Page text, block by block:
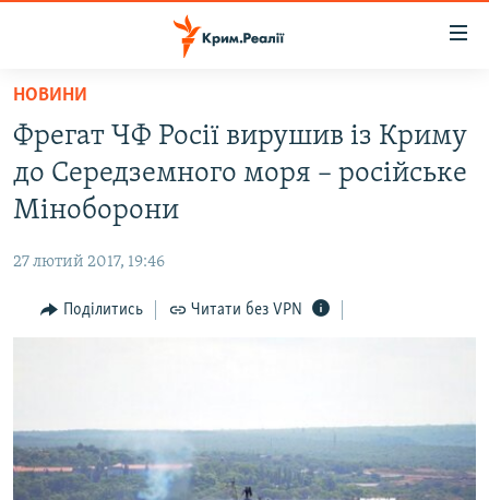
Перейти
основного
матеріалу
Перейти
до
основної
Перейти
ВОДА.КРИМ
ВІДЕО ТА ФОТО
БЛОГИ
ПОГЛЯД
СПЕЦПРОЕКТИ
ДЕПОРТАЦІЯ
ЯК ОБІЙТИ БЛОКУВАННЯ
НОВИНИ
Фрегат ЧФ Росії вирушив із Криму
до Середземного моря – російське
Міноборони
27 лютий 2017, 19:46
Поділитись Читати без VPN